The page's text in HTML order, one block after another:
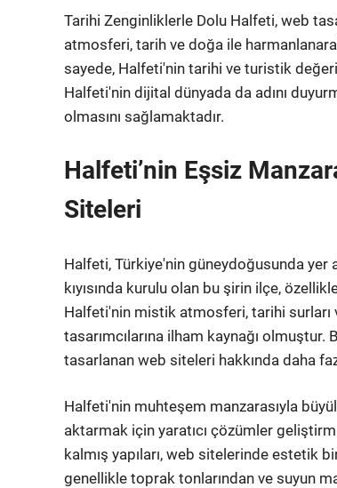
Tarihi Zenginliklerle Dolu Halfeti, web
atmosferi, tarih ve doğa ile
sayede, Halfeti'nin tarihi ve turistik
Halfeti'nin dijital dünyada da adını
olmasını sağlamaktadır.
Halfeti’nin Eşsiz
Siteleri
Halfeti, Türkiye'nin güneydoğusunda yer
kıyısında kurulu olan bu şirin ilçe,
Halfeti'nin mistik atmosferi, tarihi surları
tasarımcılarına ilham kaynağı
tasarlanan web siteleri hakkında daha
Halfeti'nin muhteşem manzarasıyla
aktarmak için yaratıcı çözümler
kalmış yapıları, web sitelerinde estetik
genellikle toprak tonlarından ve suyun